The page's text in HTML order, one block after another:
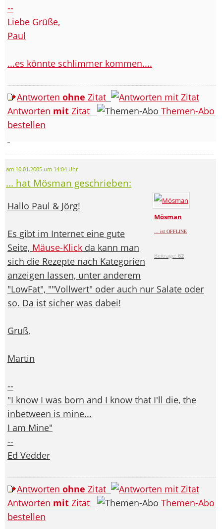
--
Liebe Grüße,
Paul
...es könnte schlimmer kommen....
Antworten ohne Zitat
Antworten mit Zitat
Themen-Abo
bestellen
am 10.01.2005 um 14:04 Uhr
... hat Mösman geschrieben:
Mösman
... ist OFFLINE
Beiträge:62
Hallo Paul & Jörg!
Es gibt im Internet eine gute
Seite, Mäuse-Klick da kann man
sich die Rezepte nach Kategorien
anzeigen lassen, unter anderem
"LowFat", ""Vollwert" oder auch nur Salate oder
so. Da ist sicher was dabei!
Gruß,
Martin
--
"I know I was born and I know that I'll die, the
inbetween is mine...
I am Mine"
--
Ed Vedder
Antworten ohne Zitat
Antworten mit Zitat
Themen-Abo
bestellen